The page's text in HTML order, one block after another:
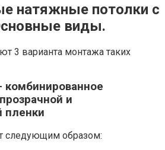
натяжные потолки с
виды.
3 варианта монтажа таких
комбинированное
и
пленки
следующим образом: